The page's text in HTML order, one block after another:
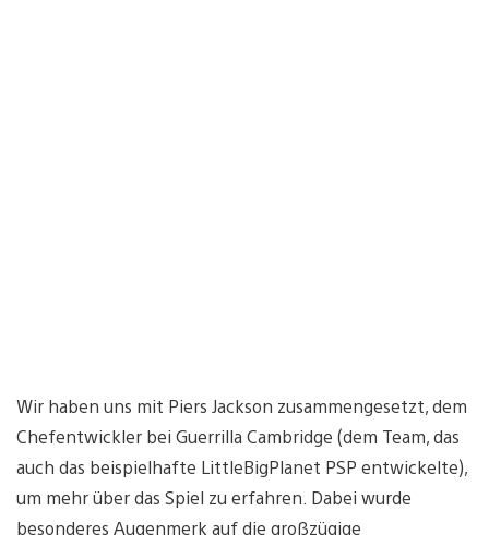
Wir haben uns mit Piers Jackson zusammengesetzt, dem
Chefentwickler bei Guerrilla Cambridge (dem Team, das
auch das beispielhafte LittleBigPlanet PSP entwickelte),
um mehr über das Spiel zu erfahren. Dabei wurde
besonderes Augenmerk auf die großzügige